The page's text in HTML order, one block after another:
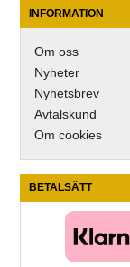
INFORMATION
Om oss
Nyheter
Nyhetsbrev
Avtalskund
Om cookies
BETALSÄTT